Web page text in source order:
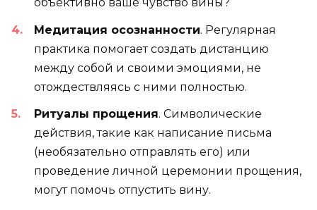
объективно ваше чувство вины?
Медитация осознанности. Регулярная
практика помогает создать дистанцию
между собой и своими эмоциями, не
отождествляясь с ними полностью.
Ритуалы прощения. Символические
действия, такие как написание письма
(необязательно отправлять его) или
проведение личной церемонии прощения,
могут помочь отпустить вину.